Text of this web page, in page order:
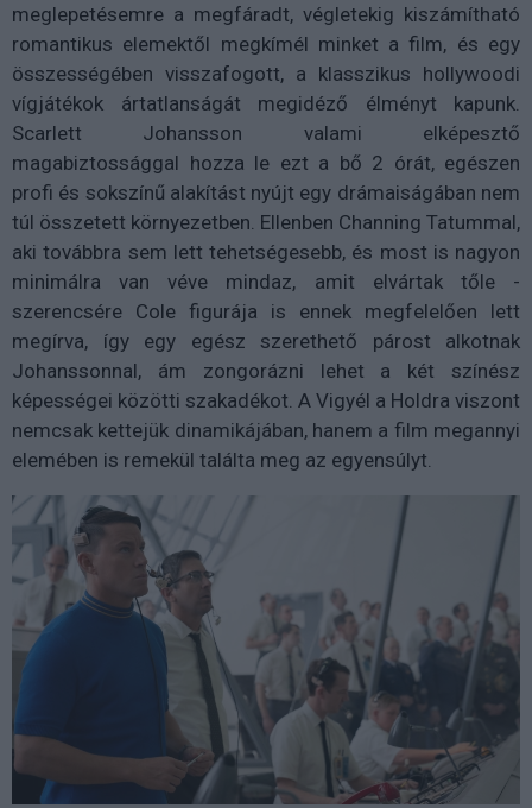
meglepetésemre a megfáradt, végletekig kiszámítható
romantikus elemektől megkímél minket a film, és egy
összességében visszafogott, a klasszikus hollywoodi
vígjátékok ártatlanságát megidéző élményt kapunk.
Scarlett Johansson valami elképesztő
magabiztossággal hozza le ezt a bő 2 órát, egészen
profi és sokszínű alakítást nyújt egy drámaiságában nem
túl összetett környezetben. Ellenben Channing Tatummal,
aki továbbra sem lett tehetségesebb, és most is nagyon
minimálra van véve mindaz, amit elvártak tőle -
szerencsére Cole figurája is ennek megfelelően lett
megírva, így egy egész szerethető párost alkotnak
Johanssonnal, ám zongorázni lehet a két színész
képességei közötti szakadékot. A Vigyél a Holdra viszont
nemcsak kettejük dinamikájában, hanem a film megannyi
elemében is remekül találta meg az egyensúlyt.